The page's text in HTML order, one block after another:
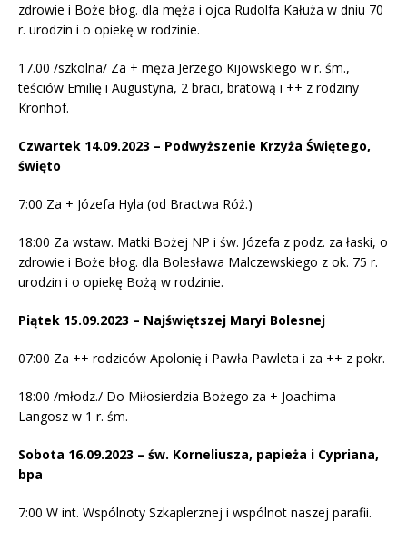
zdrowie i Boże błog. dla męża i ojca Rudolfa Kałuża w dniu 70
r. urodzin i o opiekę w rodzinie.
17.00 /szkolna/ Za + męża Jerzego Kijowskiego w r. śm.,
teściów Emilię i Augustyna, 2 braci, bratową i ++ z rodziny
Kronhof.
Czwartek 14.09.2023 – Podwyższenie Krzyża Świętego,
święto
7:00 Za + Józefa Hyla (od Bractwa Róż.)
18:00 Za wstaw. Matki Bożej NP i św. Józefa z podz. za łaski, o
zdrowie i Boże błog. dla Bolesława Malczewskiego z ok. 75 r.
urodzin i o opiekę Bożą w rodzinie.
Piątek 15.09.2023 – Najświętszej Maryi Bolesnej
07:00 Za ++ rodziców Apolonię i Pawła Pawleta i za ++ z pokr.
18:00 /młodz./ Do Miłosierdzia Bożego za + Joachima
Langosz w 1 r. śm.
Sobota 16.09.2023 – św. Korneliusza, papieża i Cypriana,
bpa
7:00 W int. Wspólnoty Szkaplerznej i wspólnot naszej parafii.